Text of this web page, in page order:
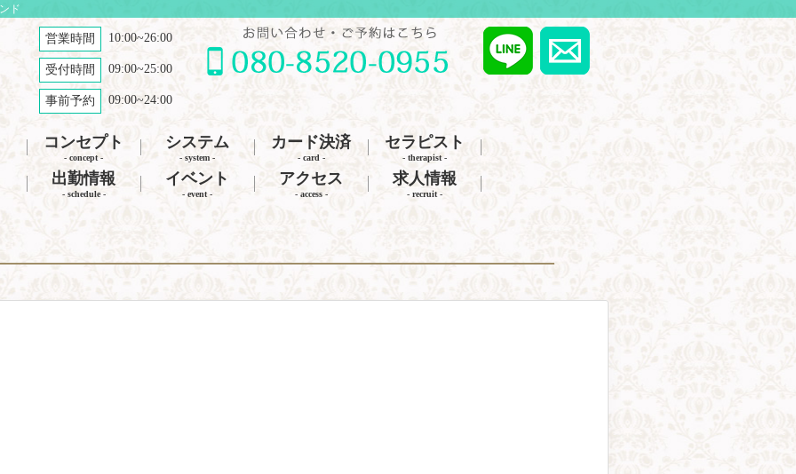
ド
営業時間 10:00~26:00
受付時間 09:00~25:00
事前予約 09:00~24:00
コンセプト
- concept -
システム
- system -
カード決済
- card -
セラピスト
- therapist -
出勤情報
- schedule -
イベント
- event -
アクセス
- access -
求人情報
- recruit -